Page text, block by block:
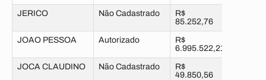
JERICO Não Cadastrado
R$
85.252,76
JOAO PESSOA Autorizado
R$
6.995.522,21
JOCA CLAUDINO Não Cadastrado
R$
49.850,56